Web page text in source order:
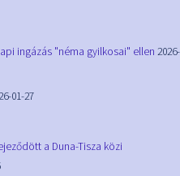
ingázás "néma gyilkosai" ellen 2026-
01-27
a Duna-Tisza közi